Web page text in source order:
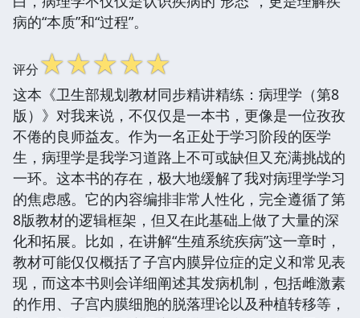
病的“本质”和“过程”。
评分☆☆☆☆☆
这本《卫生部规划教材同步精讲精练：病理学（第8
版）》对我来说，不仅仅是一本书，更像是一位孜孜
不倦的良师益友。作为一名正处于学习阶段的医学
生，病理学是我学习道路上不可或缺但又充满挑战的
一环。这本书的存在，极大地缓解了我对病理学学习
的焦虑感。它的内容编排非常人性化，完全遵循了第
8版教材的逻辑框架，但又在此基础上做了大量的深
化和拓展。比如，在讲解“生殖系统疾病”这一章时，
教材可能仅仅概括了子宫内膜异位症的定义和常见表
现，而这本书则会详细阐述其发病机制，包括雌激素
的作用、子宫内膜细胞的脱落理论以及种植转移等，